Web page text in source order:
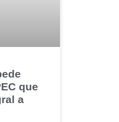
que
a